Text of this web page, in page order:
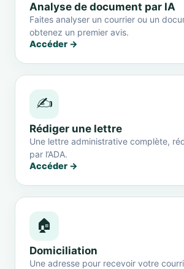
Analyse de document par IA
Faites analyser un courrier ou un
obtenez un premier avis.
Accéder →
✍️
Rédiger une lettre
Une lettre administrative complète,
par l’ADA.
Accéder →
🏠
Domiciliation
Une adresse pour recevoir votre